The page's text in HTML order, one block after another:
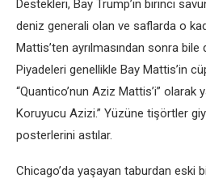
Destekleri, Bay Trump’ın birinci
deniz generali olan ve saflarda o
Mattis’ten ayrılmasından sonra
Piyadeleri genellikle Bay Mattis’in
“Quantico’nun Aziz Mattis’i” olarak
Koruyucu Azizi.” Yüzüne tişörtler
posterlerini astılar.
Chicago’da yaşayan taburdan eski